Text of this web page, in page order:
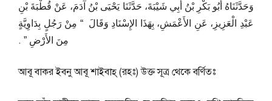
وَحَدَّثَنَاهُ أَبُو بَكْرِ بْنُ أَبِي شَيْبَةَ، حَدَّثَنَا يَحْيَى بْنُ آدَمَ، عَنْ قُطْبَةَ بْنِ
عَبْدِ الْعَزِيزِ، عَنِ الأَعْمَشِ، بِهَذَا الإِسْنَادِ وَقَالَ ‏ “‏ مِنْ رَجُلٍ بِدَاوِيَّةٍ
مِنَ الأَرْضِ ‏”‏ ‏.‏
আবূ বাকর ইবনু আবূ শাইবাহ্ (রহঃ) উক্ত সূত্র থেকে বর্ণিতঃ